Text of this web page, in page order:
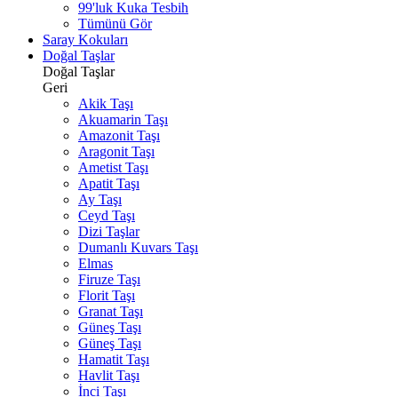
99'luk Kuka Tesbih
Tümünü Gör
Saray Kokuları
Doğal Taşlar
Doğal Taşlar
Geri
Akik Taşı
Akuamarin Taşı
Amazonit Taşı
Aragonit Taşı
Ametist Taşı
Apatit Taşı
Ay Taşı
Ceyd Taşı
Dizi Taşlar
Dumanlı Kuvars Taşı
Elmas
Firuze Taşı
Florit Taşı
Granat Taşı
Güneş Taşı
Güneş Taşı
Hamatit Taşı
Havlit Taşı
İnci Taşı